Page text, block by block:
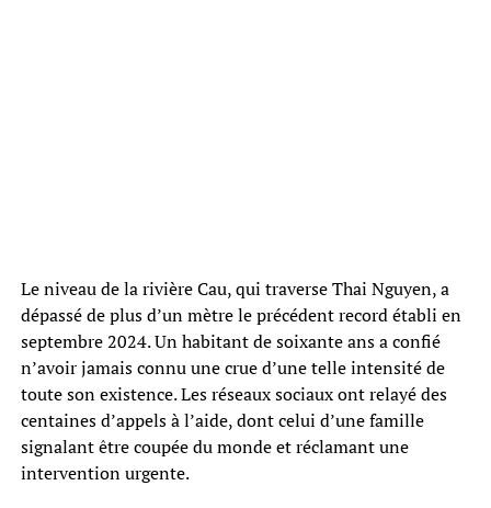
Le niveau de la rivière Cau, qui traverse Thai Nguyen, a
dépassé de plus d’un mètre le précédent record établi en
septembre 2024. Un habitant de soixante ans a confié
n’avoir jamais connu une crue d’une telle intensité de
toute son existence. Les réseaux sociaux ont relayé des
centaines d’appels à l’aide, dont celui d’une famille
signalant être coupée du monde et réclamant une
intervention urgente.